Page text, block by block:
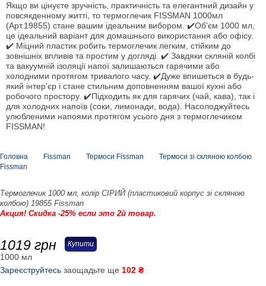
Якщо ви цінуєте зручність, практичність та елегантний дизайн у
повсякденному житті, то термоглечик FISSMAN 1000мл
(Арт.19855) стане вашим ідеальним вибором. ✔️Об'єм 1000 мл,
це ідеальний варіант для домашнього використання або офісу.
✔️ Міцний пластик робить термоглечик легким, стійким до
зовнішніх впливів та простим у догляді. ✔️ Завдяки скляній колбі
та вакуумній ізоляції напої залишаються гарячими або
холодними протягом тривалого часу. ✔️Дуже впишеться в будь-
який інтер'єр і стане стильним доповненням вашої кухні або
робочого простору. ✔️Підходить як для гарячих (чай, кава), так і
для холодних напоїв (соки, лимонади, вода). Насолоджуйтесь
улюбленими напоями протягом усього дня з термоглечиком
FISSMAN!
Головна Fissman Термоси Fissman
Термоси зі скляною колбою
Fissman
Термоглечик 1000 мл, колір СІРИЙ (пластиковий корпус зі скляною
колбою) 19855 Fissman
Акция! Скидка -25% если это 2й товар.
1019 грн Купити
1000 мл
Зареєструйтесь заощадьте ще 102 ₴